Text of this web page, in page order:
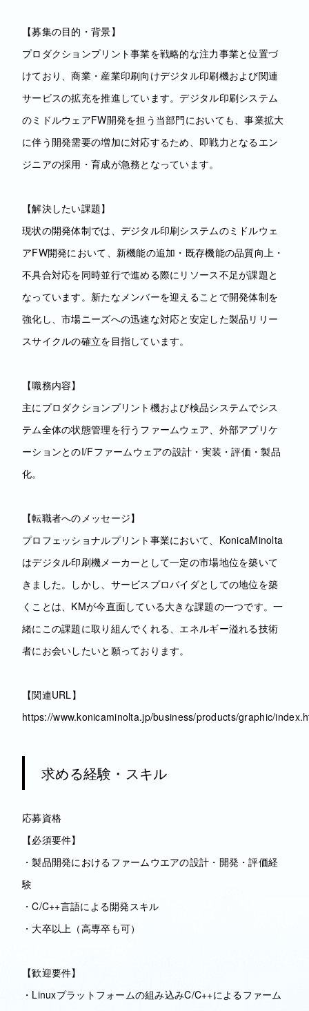
【募集の目的・背景】
プロダクションプリント事業を戦略的な注力事業と位置づ
けており、商業・産業印刷向けデジタル印刷機および関連
サービスの拡充を推進しています。デジタル印刷システム
のミドルウェアFW開発を担う当部門においても、事業拡大
に伴う開発需要の増加に対応するため、即戦力となるエン
ジニアの採用・育成が急務となっています。
【解決したい課題】
現状の開発体制では、デジタル印刷システムのミドルウェ
アFW開発において、新機能の追加・既存機能の品質向上・
不具合対応を同時並行で進める際にリソース不足が課題と
なっています。新たなメンバーを迎えることで開発体制を
強化し、市場ニーズへの迅速な対応と安定した製品リリー
スサイクルの確立を目指しています。
【職務内容】
主にプロダクションプリント機および検品システムでシス
テム全体の状態管理を行うファームウェア、外部アプリケ
ーションとのI/Fファームウェアの設計・実装・評価・製品
化。
【転職者へのメッセージ】
プロフェッショナルプリント事業において、KonicaMinolta
はデジタル印刷機メーカーとして一定の市場地位を築いて
きました。しかし、サービスプロバイダとしての地位を築
くことは、KMが今直面している大きな課題の一つです。一
緒にこの課題に取り組んでくれる、エネルギー溢れる技術
者にお会いしたいと願っております。
【関連URL】
https://www.konicaminolta.jp/business/products/graphic/
求める経験・スキル
応募資格
【必須要件】
・製品開発におけるファームウエアの設計・開発・評価経
験
・C/C++言語による開発スキル
・大卒以上（高専卒も可）
【歓迎要件】
・Linuxプラットフォームの組み込みC/C++によるファーム